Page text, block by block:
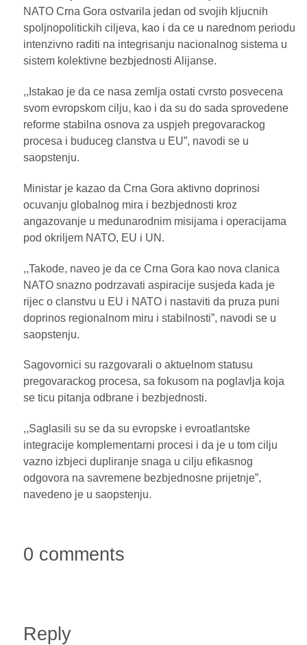
NATO Crna Gora ostvarila jedan od svojih kljucnih
spoljnopolitickih ciljeva, kao i da ce u narednom periodu
intenzivno raditi na integrisanju nacionalnog sistema u
sistem kolektivne bezbjednosti Alijanse.
,,Istakao je da ce nasa zemlja ostati cvrsto posvecena
svom evropskom cilju, kao i da su do sada sprovedene
reforme stabilna osnova za uspjeh pregovarackog
procesa i buduceg clanstva u EU”, navodi se u
saopstenju.
Ministar je kazao da Crna Gora aktivno doprinosi
ocuvanju globalnog mira i bezbjednosti kroz
angazovanje u medunarodnim misijama i operacijama
pod okriljem NATO, EU i UN.
,,Takode, naveo je da ce Crna Gora kao nova clanica
NATO snazno podrzavati aspiracije susjeda kada je
rijec o clanstvu u EU i NATO i nastaviti da pruza puni
doprinos regionalnom miru i stabilnosti”, navodi se u
saopstenju.
Sagovornici su razgovarali o aktuelnom statusu
pregovarackog procesa, sa fokusom na poglavlja koja
se ticu pitanja odbrane i bezbjednosti.
,,Saglasili su se da su evropske i evroatlantske
integracije komplementarni procesi i da je u tom cilju
vazno izbjeci dupliranje snaga u cilju efikasnog
odgovora na savremene bezbjednosne prijetnje”,
navedeno je u saopstenju.
0 comments
Reply